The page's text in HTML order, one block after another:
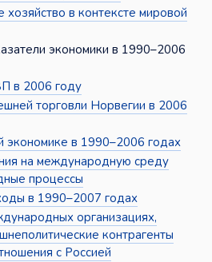
хозяйство в контексте мировой
экономики в 1990–2006
в 2006 году
торговли Норвегии в 2006
экономике в 1990–2006 годах
на международную среду
процессы
в 1990–2007 годах
организациях,
контрагенты
с Россией